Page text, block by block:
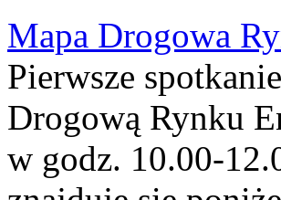
Mapa Drogowa
Pierwsze
Drogową Rynku
w godz. 10.00-